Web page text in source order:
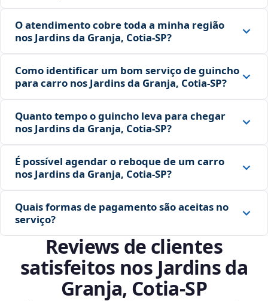
O atendimento cobre toda a minha região
nos Jardins da Granja, Cotia‑SP?
Como identificar um bom serviço de guincho
para carro nos Jardins da Granja, Cotia‑SP?
Quanto tempo o guincho leva para chegar
nos Jardins da Granja, Cotia‑SP?
É possível agendar o reboque de um carro
nos Jardins da Granja, Cotia‑SP?
Quais formas de pagamento são aceitas no
serviço?
Reviews de clientes
satisfeitos nos Jardins da
Granja, Cotia‑SP